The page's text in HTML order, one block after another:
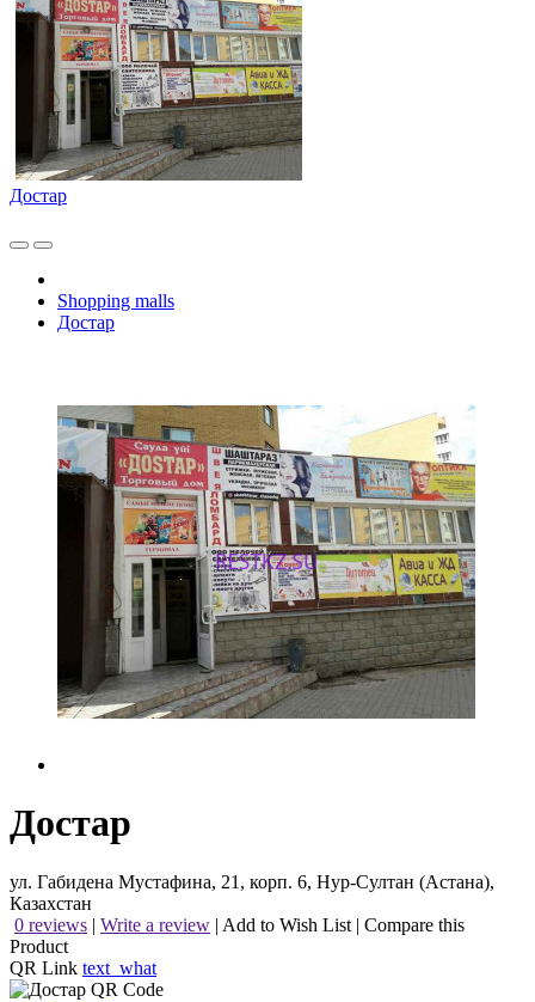
Достар
Shopping malls
Достар
Достар
ул. Габидена Мустафина, 21, корп. 6, Нур-Султан (Астана),
Казахстан
0 reviews | Write a review | Add to Wish List | Compare this
Product
QR Link text_what